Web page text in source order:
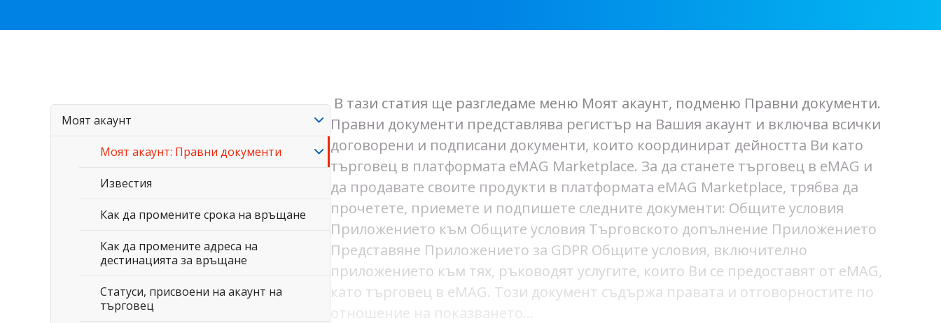
Моят акаунт
Моят акаунт: Правни документи
Известия
Как да промените срока на връщане
Как да промените адреса на
дестинацията за връщане
Статуси, присвоени на акаунт на
търговец
В тази статия ще разгледаме меню Моят акаунт, подменю Правни документи.
Правни документи представлява регистър на Вашия акаунт и включва всички
договорени и подписани документи, които координират дейността Ви като
търговец в платформата eMAG Marketplace. За да станете търговец в eMAG и
да продавате своите продукти в платформата eMAG Marketplace, трябва да
прочетете, приемете и подпишете следните документи: Общите условия
Приложението към Общите условия Търговското допълнение Приложението
Представяне Приложението за GDPR Общите условия, включително
приложението към тях, ръководят услугите, които Ви се предоставят от eMAG,
като търговец в eMAG. Този документ съдържа правата и отговорностите по
отношение на показването…